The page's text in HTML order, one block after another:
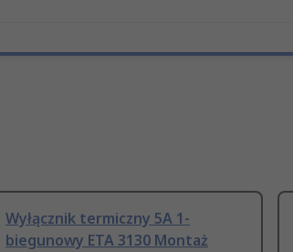
Wyłącznik termiczny 5A 1-
biegunowy ETA 3130 Montaż